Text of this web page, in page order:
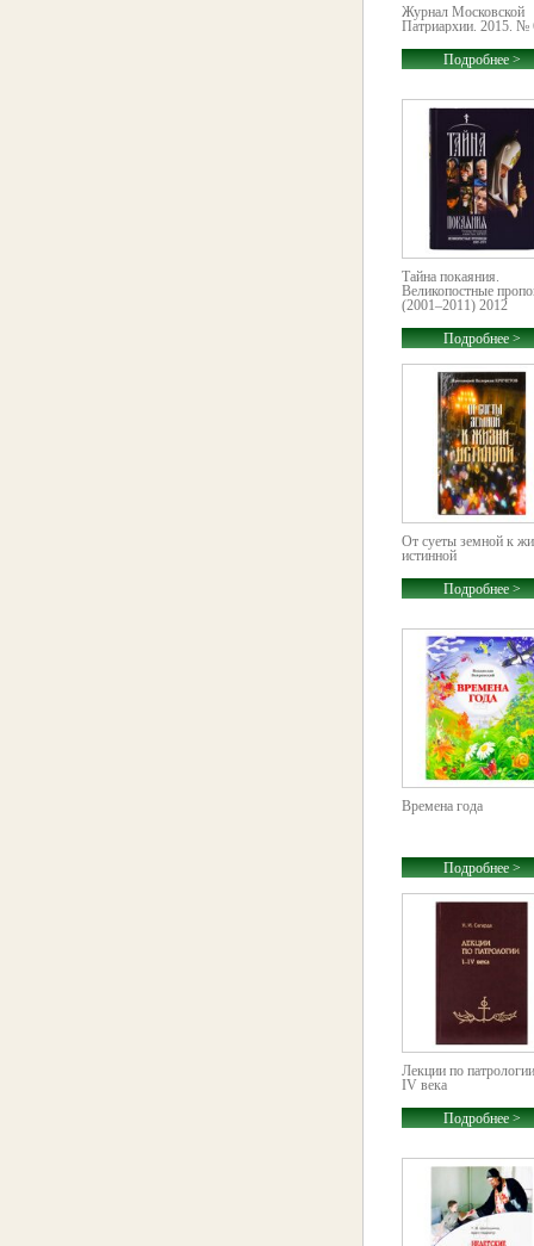
Журнал Московской
Патриархии. 2015. №
Подробнее >
Тайна покаяния.
Великопостные
(2001–2011) 2012
Подробнее >
От суеты земной к
истинной
Подробнее >
Времена года
Подробнее >
Лекции по
IV века
Подробнее >